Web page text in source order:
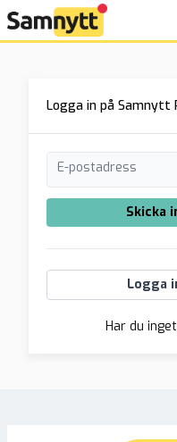
Logga in på Samnytt
E-postadress
Skicka
Logga
Har du